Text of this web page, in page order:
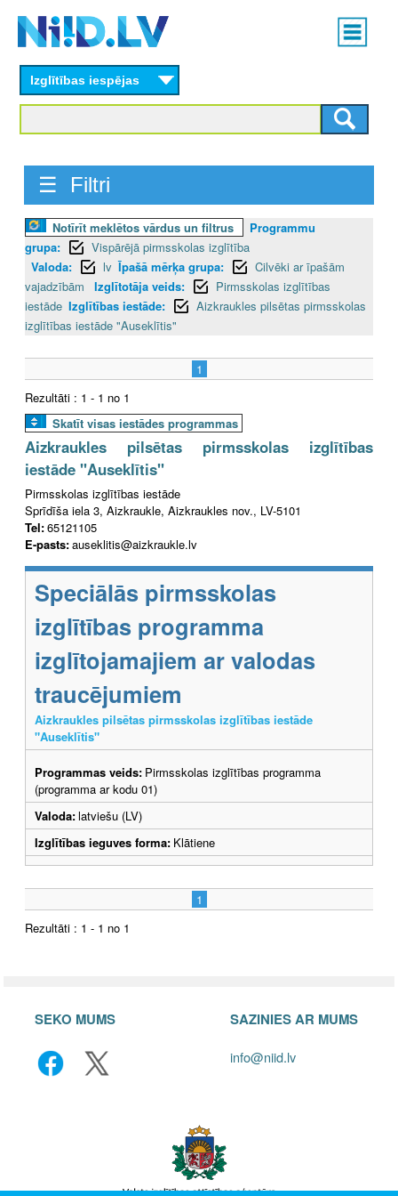
content
Main
menu
Izglītības iespējas
☰ Filtri
Notīrīt meklētos vārdus un filtrus
Programmu
grupa:
Vispārējā pirmsskolas izglītība
Valoda:
lv Īpašā mērķa grupa:
Cilvēki ar īpašām
vajadzībām
Izglītotāja veids:
Pirmsskolas izglītības
iestāde Izglītības iestāde:
Aizkraukles pilsētas pirmsskolas
izglītības iestāde "Auseklītis"
1
Rezultāti : 1 - 1 no 1
Skatīt visas iestādes programmas
Aizkraukles pilsētas pirmsskolas izglītības
iestāde "Auseklītis"
Pirmsskolas izglītības iestāde
Sprīdīša iela 3, Aizkraukle, Aizkraukles nov., LV-5101
Tel:65121105
E-pasts:auseklitis@aizkraukle.lv
Speciālās pirmsskolas
izglītības programma
izglītojamajiem ar valodas
traucējumiem
Aizkraukles pilsētas pirmsskolas izglītības iestāde
"Auseklītis"
Programmas veids: Pirmsskolas izglītības programma
(programma ar kodu 01)
Valoda:latviešu (LV)
Izglītības ieguves forma: Klātiene
1
Rezultāti : 1 - 1 no 1
SEKO MUMS SAZINIES AR MUMS
info@niid.lv